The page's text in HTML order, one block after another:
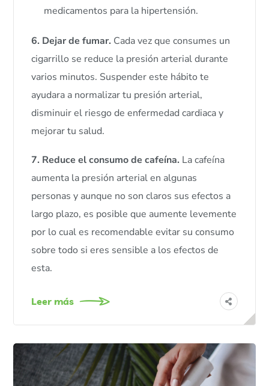
medicamentos para la hipertensión.
6. Dejar de fumar. Cada vez que consumes un
cigarrillo se reduce la presión arterial durante
varios minutos. Suspender este hábito te
ayudara a normalizar tu presión arterial,
disminuir el riesgo de enfermedad cardiaca y
mejorar tu salud.
7. Reduce el consumo de cafeína. La cafeína
aumenta la presión arterial en algunas
personas y aunque no son claros sus efectos a
largo plazo, es posible que aumente levemente
por lo cual es recomendable evitar su consumo
sobre todo si eres sensible a los efectos de
esta.
Leer más